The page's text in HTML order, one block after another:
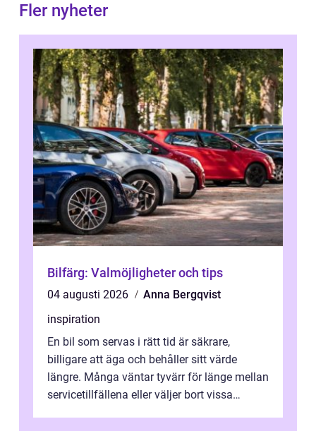
Fler nyheter
Bilfärg: Valmöjligheter och tips
04 augusti 2026
Anna Bergqvist
inspiration
En bil som servas i rätt tid är säkrare,
billigare att äga och behåller sitt värde
längre. Många väntar tyvärr för länge mellan
servicetillfällena eller väljer bort vissa